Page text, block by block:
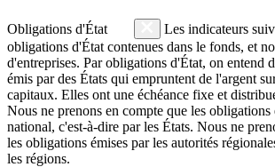
Obligations d'État
Les indicateurs
obligations d'État contenues dans le fonds, et
d'entreprises. Par obligations d'État, on entend
émis par des États qui empruntent de l'argent
capitaux. Elles ont une échéance fixe et
Nous ne prenons en compte que les obligations
national, c'est-à-dire par les États. Nous ne
les obligations émises par les autorités
les régions.